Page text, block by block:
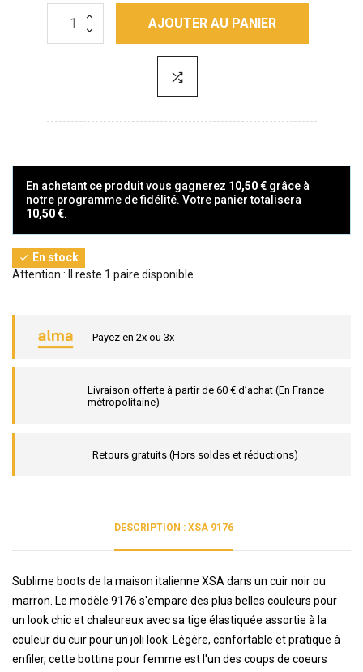
AJOUTER AU PANIER
En achetant ce produit vous gagnerez 10,50 € grâce à
notre programme de fidélité. Votre panier totalisera
10,50 €.
 En stock
Attention : Il reste 1 paire disponible
Payez en 2x ou 3x
Livraison offerte à partir de 60 € d’achat (En France
métropolitaine)
Retours gratuits (Hors soldes et réductions)
DESCRIPTION : XSA 9176
Sublime boots de la maison italienne XSA dans un cuir noir ou
marron. Le modèle 9176 s'empare des plus belles couleurs pour
un look chic et chaleureux avec sa tige élastiquée assortie à la
couleur du cuir pour un joli look. Légère, confortable et pratique à
enfiler, cette bottine pour femme est l'un des coups de coeurs